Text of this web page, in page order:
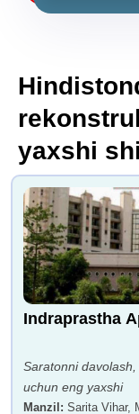
yaxshi
Indraprastha
Saratonni
uchun eng yaxshi
Manzil : Sarita Vihar,